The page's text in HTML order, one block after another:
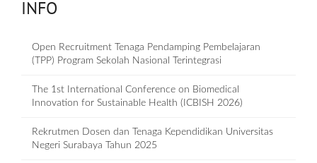
INFO
Open Recruitment Tenaga Pendamping Pembelajaran
(TPP) Program Sekolah Nasional Terintegrasi
The 1st International Conference on Biomedical
Innovation for Sustainable Health (ICBISH 2026)
Rekrutmen Dosen dan Tenaga Kependidikan Universitas
Negeri Surabaya Tahun 2025